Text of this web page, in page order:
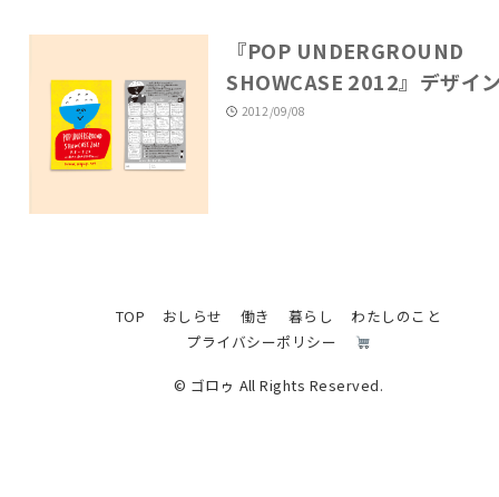
『POP UNDERGROUND
SHOWCASE 2012』デザイ
2012/09/08
TOP おしらせ 働き 暮らし
わたしのこと
プライバシーポリシー
© ゴロゥ All Rights Reserved.